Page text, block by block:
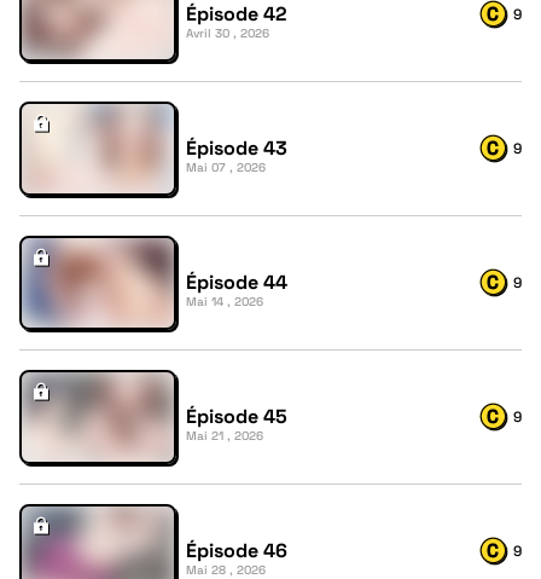
Épisode 42
Avril 30 , 2026
9
Épisode 43
Mai 07 , 2026
9
Épisode 44
Mai 14 , 2026
9
Épisode 45
Mai 21 , 2026
9
Épisode 46
Mai 28 , 2026
9